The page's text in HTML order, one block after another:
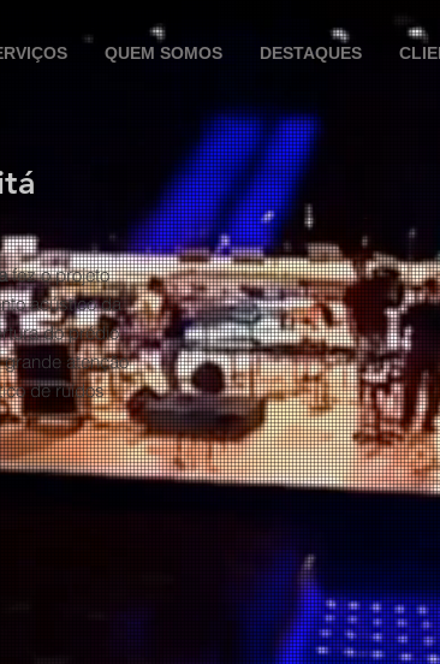
QUEM SOMOS DESTAQUES
fez o projeto
acústico da
do prédio.
atenção
de ruídos